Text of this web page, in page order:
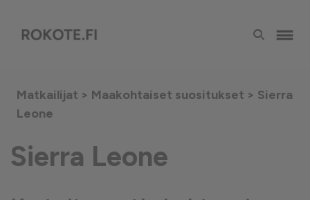
Matkailijat > Maakohtaiset suositukset > Sierra
Leone
Sierra Leone